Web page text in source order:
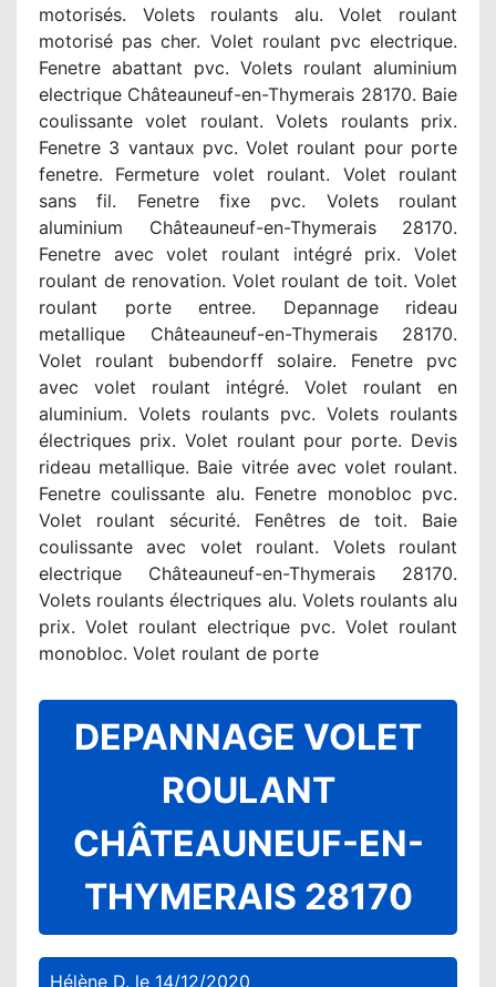
motorisés. Volets roulants alu. Volet roulant
motorisé pas cher. Volet roulant pvc electrique.
Fenetre abattant pvc. Volets roulant aluminium
electrique Châteauneuf-en-Thymerais 28170. Baie
coulissante volet roulant. Volets roulants prix.
Fenetre 3 vantaux pvc. Volet roulant pour porte
fenetre. Fermeture volet roulant. Volet roulant
sans fil. Fenetre fixe pvc. Volets roulant
aluminium Châteauneuf-en-Thymerais 28170.
Fenetre avec volet roulant intégré prix. Volet
roulant de renovation. Volet roulant de toit. Volet
roulant porte entree. Depannage rideau
metallique Châteauneuf-en-Thymerais 28170.
Volet roulant bubendorff solaire. Fenetre pvc
avec volet roulant intégré. Volet roulant en
aluminium. Volets roulants pvc. Volets roulants
électriques prix. Volet roulant pour porte. Devis
rideau metallique. Baie vitrée avec volet roulant.
Fenetre coulissante alu. Fenetre monobloc pvc.
Volet roulant sécurité. Fenêtres de toit. Baie
coulissante avec volet roulant. Volets roulant
electrique Châteauneuf-en-Thymerais 28170.
Volets roulants électriques alu. Volets roulants alu
prix. Volet roulant electrique pvc. Volet roulant
monobloc. Volet roulant de porte
DEPANNAGE VOLET
ROULANT
CHÂTEAUNEUF-EN-
THYMERAIS 28170
Hélène D. le 14/12/2020